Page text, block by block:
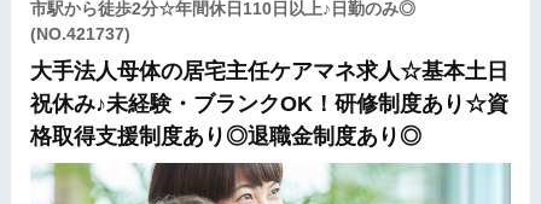
市駅から徒歩2分☆年間休日110日以上♪日勤のみ◎
(NO.421737)
大手法人母体の居宅主任ケアマネ求人☆基本土日
祝休み♪未経験・ブランクOK！研修制度あり☆資
格取得支援制度あり◎退職金制度あり◎